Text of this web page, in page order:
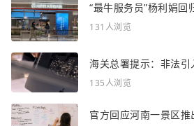
“最牛服务员”杨利娟回
131人浏览
海关总署提示：非法引
135人浏览
官方回应河南一景区推